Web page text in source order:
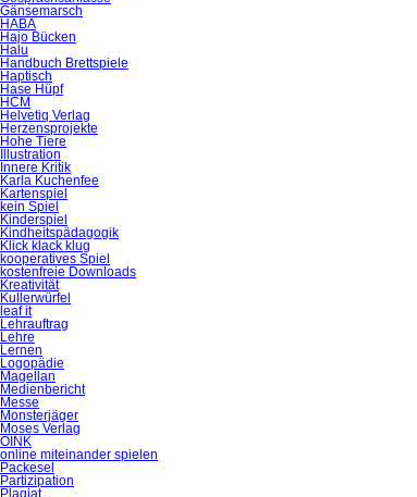
Gänsemarsch
HABA
Hajo Bücken
Halu
Handbuch Brettspiele
Haptisch
Hase Hüpf
HCM
Helvetiq Verlag
Herzensprojekte
Hohe Tiere
Illustration
Innere Kritik
Karla Kuchenfee
Kartenspiel
kein Spiel
Kinderspiel
Kindheitspädagogik
Klick klack klug
kooperatives Spiel
kostenfreie Downloads
Kreativität
Kullerwürfel
leaf it
Lehrauftrag
Lehre
Lernen
Logopädie
Magellan
Medienbericht
Messe
Monsterjäger
Moses Verlag
OINK
online miteinander spielen
Packesel
Partizipation
Plagiat